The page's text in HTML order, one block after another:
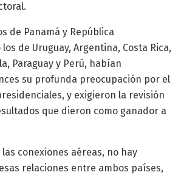
de Panamá y República
de Uruguay, Argentina, Costa Rica,
Paraguay y Perú, habían
su profunda preocupación por el
y exigieron la revisión
que dieron como ganador a
conexiones aéreas, no hay
relaciones entre ambos países,